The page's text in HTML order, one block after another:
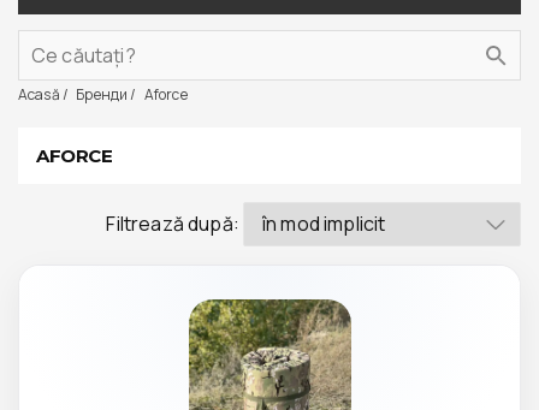
Acasă Бренди Aforce
AFORCE
Filtrează după: